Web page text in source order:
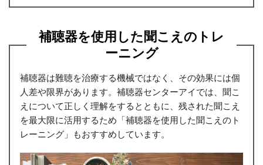
補聴器を使用した聞こえのトレ
ーニング
補聴器は難聴を治療する機械ではなく、その効果には個
人差や限界があります。補聴器センターアイでは、聞こ
えについて正しく理解をするとともに、残された聞こえ
を最大限に活用するため「補聴器を使用した聞こえのト
レーニング」もおすすめしています。